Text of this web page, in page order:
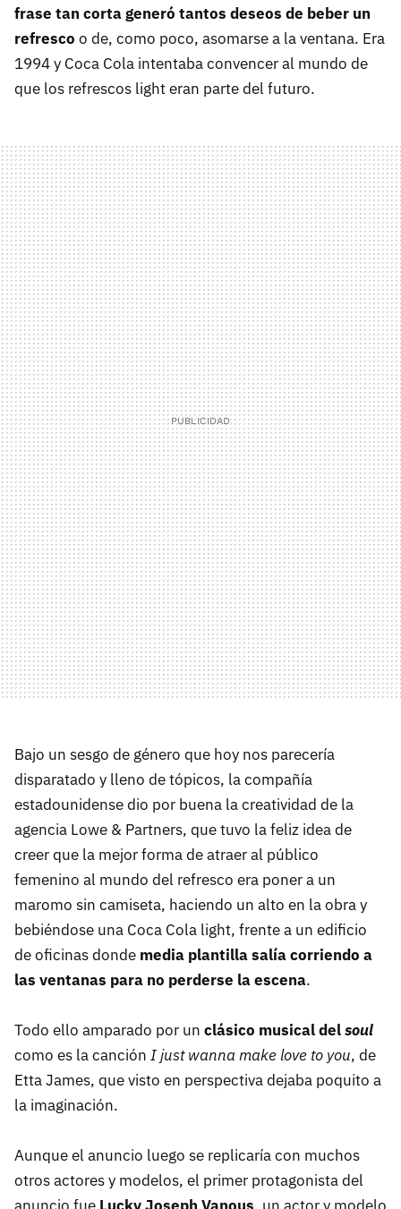
frase tan corta generó tantos deseos de beber un
refresco o de, como poco, asomarse a la ventana. Era
1994 y Coca Cola intentaba convencer al mundo de
que los refrescos light eran parte del futuro.
Bajo un sesgo de género que hoy nos parecería
disparatado y lleno de tópicos, la compañía
estadounidense dio por buena la creatividad de la
agencia Lowe & Partners, que tuvo la feliz idea de
creer que la mejor forma de atraer al público
femenino al mundo del refresco era poner a un
maromo sin camiseta, haciendo un alto en la obra y
bebiéndose una Coca Cola light, frente a un edificio
de oficinas donde media plantilla salía corriendo a
las ventanas para no perderse la escena.
Todo ello amparado por un clásico musical delsoul
como es la canción I just wanna make love to you, de
Etta James, que visto en perspectiva dejaba poquito a
la imaginación.
Aunque el anuncio luego se replicaría con muchos
otros actores y modelos, el primer protagonista del